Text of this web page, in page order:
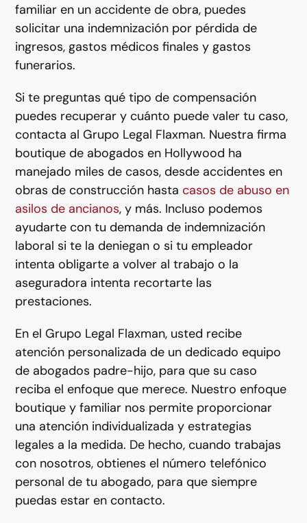
familiar en un accidente de obra, puedes
solicitar una indemnización por pérdida de
ingresos, gastos médicos finales y gastos
funerarios.
Si te preguntas qué tipo de compensación
puedes recuperar y cuánto puede valer tu caso,
contacta al Grupo Legal Flaxman. Nuestra firma
boutique de abogados en Hollywood ha
manejado miles de casos, desde accidentes en
obras de construcción hastacasos de abuso en
asilos de ancianos, y más. Incluso podemos
ayudarte con tu demanda de indemnización
laboral si te la deniegan o si tu empleador
intenta obligarte a volver al trabajo o la
aseguradora intenta recortarte las
prestaciones.
En el Grupo Legal Flaxman, usted recibe
atención personalizada de un dedicado equipo
de abogados padre-hijo, para que su caso
reciba el enfoque que merece. Nuestro enfoque
boutique y familiar nos permite proporcionar
una atención individualizada y estrategias
legales a la medida. De hecho, cuando trabajas
con nosotros, obtienes el número telefónico
personal de tu abogado, para que siempre
puedas estar en contacto.